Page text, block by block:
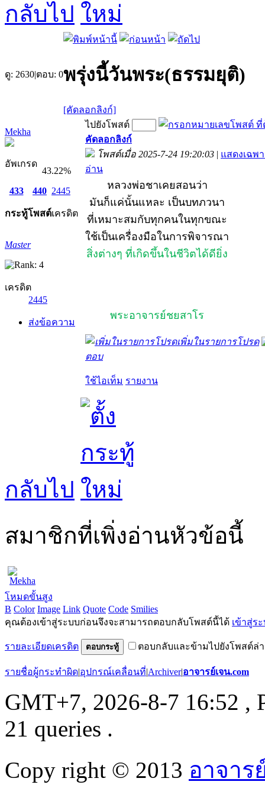
กลับไป
ดู: 2630|ตอบ: 0พรุ่งนี้วันพระ(ธรรมยุติ)
[คัดลอกลิงก์]
Mekha
อัพเกรด
43.22%
433
กระทู้
440
โพสต์
2445
เครดิต
Master
เครดิต
2445
ส่งข้อความ
ไปยังโพสต์
คัดลอกลิงก์
โพสต์เมื่อ 2025-7-24 19:20:03 | แสดงเฉพ
อ่าน
หลวงพ่อชาเคยสอนว่า
มันก็แค่นั้นแหละ เป็นบทภวนา
ที่เหมาะสมกับทุกคนในทุกขณะ
ใช้เป็นเครื่องมือในการพิจารณา
สิ่งต่างๆ ที่เกิดขึ้นในชีวิตได้ดียิ่ง
พระอาจารย์ชยสาโร
เพิ่มในรายการโปรด
ตอบ
ใช้ไอเท็ม รายงาน
กลับไป
สมาชิกที่เพิ่งอ่านหัวข้อนี้
Mekha
โหมดขั้นสูง
B Color Image Link Quote Code Smilies
คุณต้องเข้าสู่ระบบก่อนจึงจะสามารถตอบกลับโพสต์นี้ได้ เข้าสู่ร
รายละเอียดเครดิต ตอบกระทู้ ตอบกลับและข้ามไปยังโพสต์ล่
รายชื่อผู้กระทำผิด|อุปกรณ์เคลื่อนที่|Archiver|อาจารย์เจน.com
GMT+7, 2026-8-7 16:52 ,
21 queries .
Copy right © 2013 อาจาร